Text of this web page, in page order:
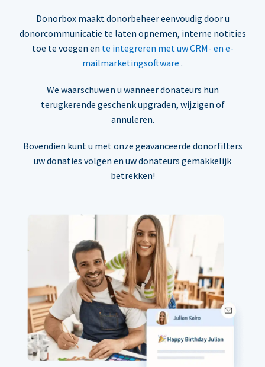
Donorbox maakt donorbeheer eenvoudig door u
donorcommunicatie te laten opnemen, interne notities
toe te voegen en te integreren met uw CRM- en e-
mailmarketingsoftware .
We waarschuwen u wanneer donateurs hun
terugkerende geschenk upgraden, wijzigen of
annuleren.
Bovendien kunt u met onze geavanceerde donorfilters
uw donaties volgen en uw donateurs gemakkelijk
betrekken!